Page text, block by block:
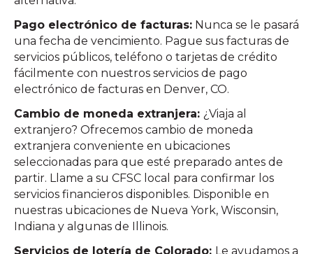
Pago electrónico de facturas: Nunca se le pasará
una fecha de vencimiento. Pague sus facturas de
servicios públicos, teléfono o tarjetas de crédito
fácilmente con nuestros servicios de pago
electrónico de facturas en Denver, CO.
Cambio de moneda extranjera: ¿Viaja al
extranjero? Ofrecemos cambio de moneda
extranjera conveniente en ubicaciones
seleccionadas para que esté preparado antes de
partir. Llame a su CFSC local para confirmar los
servicios financieros disponibles. Disponible en
nuestras ubicaciones de Nueva York, Wisconsin,
Indiana y algunas de Illinois.
Servicios de lotería de Colorado: Le ayudamos a